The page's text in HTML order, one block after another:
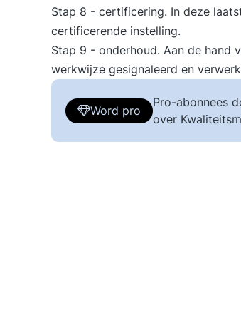
Stap 8 - certificering. In deze
certificerende instelling.
Stap 9 - onderhoud. Aan de hand
werkwijze gesignaleerd en
Word pro
Pro-abonnees
over